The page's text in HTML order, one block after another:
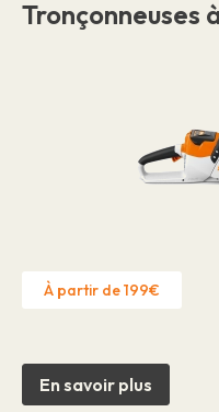
Tronçonneuses
À partir de 199€
En savoir plus